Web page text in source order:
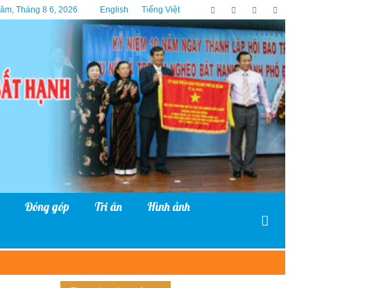
Tháng 8 6, 2026 English Tiếng Việt
Đóng góp Tri ân
Hình ảnh